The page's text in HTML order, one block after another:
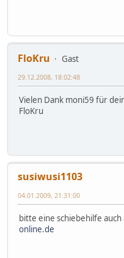
FloKru
Gast
29.12.2008, 18:02:48
Vielen Dank moni59 für
FloKru
susiwusi1103
04.01.2009, 21:31:00
bitte eine schiebehilfe
online.de